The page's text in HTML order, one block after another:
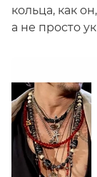
кольца, как
а не просто